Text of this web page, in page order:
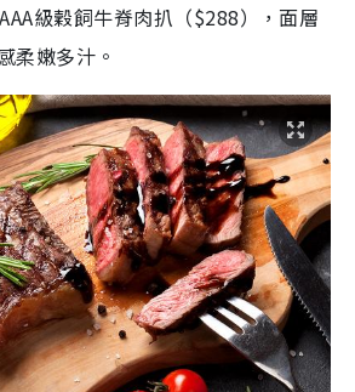
級穀飼牛脊肉扒（$288），面層
柔嫩多汁。